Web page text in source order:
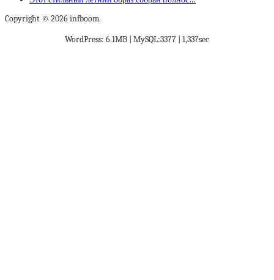
Copyright © 2026 infboom.
WordPress: 6.1MB | MySQL:3377 | 1,337sec